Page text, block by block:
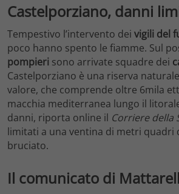
Castelporziano, danni
Tempestivo l’intervento dei vigili del
poco hanno spento le fiamme. Sul
pompieri sono arrivate squadre dei
Castelporziano è una riserva
valore, che comprende oltre 6mila
macchia mediterranea lungo il
danni, riporta online il Corriere della
limitati a una ventina di metri quadri
bruciato.
Il comunicato di